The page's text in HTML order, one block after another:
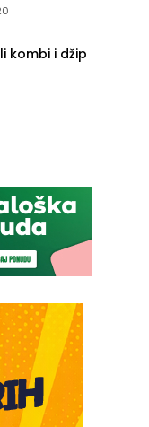
kombi i džip